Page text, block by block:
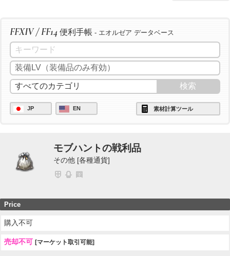
FFXIV / FF14 便利手帳 - エオルゼア データベース
JP EN 素材計算ツール
モブハントの戦利品
その他 [各種通貨]
Price
購入不可
売却不可 [マーケット取引可能]